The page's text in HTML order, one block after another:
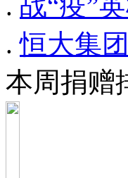
. 恒大集
本周捐赠